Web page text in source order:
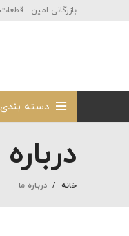
بازرگانی امین -
دسته بندی
خانه درباره ما